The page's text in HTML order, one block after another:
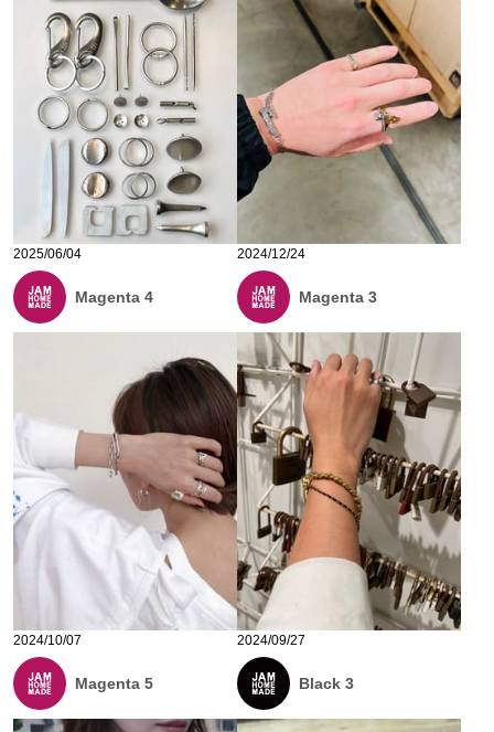
2025/06/04
Magenta 4
2024/12/24
Magenta 3
2024/10/07
Magenta 5
2024/09/27
Black 3